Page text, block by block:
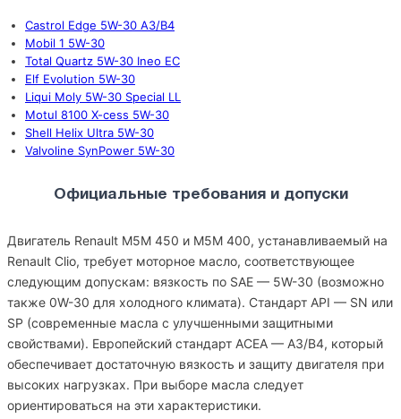
Castrol Edge 5W-30 A3/B4
Mobil 1 5W-30
Total Quartz 5W-30 Ineo EC
Elf Evolution 5W-30
Liqui Moly 5W-30 Special LL
Motul 8100 X-cess 5W-30
Shell Helix Ultra 5W-30
Valvoline SynPower 5W-30
Официальные требования и допуски
Двигатель Renault M5M 450 и M5M 400, устанавливаемый на
Renault Clio, требует моторное масло, соответствующее
следующим допускам: вязкость по SAE — 5W-30 (возможно
также 0W-30 для холодного климата). Стандарт API — SN или
SP (современные масла с улучшенными защитными
свойствами). Европейский стандарт ACEA — A3/B4, который
обеспечивает достаточную вязкость и защиту двигателя при
высоких нагрузках. При выборе масла следует
ориентироваться на эти характеристики.